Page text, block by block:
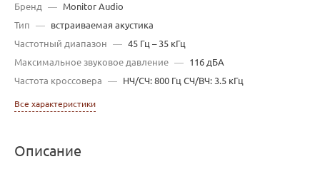
Бренд —
Monitor Audio
Тип
—
встраиваемая акустика
Частотный диапазон
— 45 Гц – 35 кГц
Максимальное звуковое давление —
116 дБА
Частота кроссовера
— НЧ/СЧ: 800 Гц СЧ/ВЧ: 3.5 кГц
Все характеристики
Описание